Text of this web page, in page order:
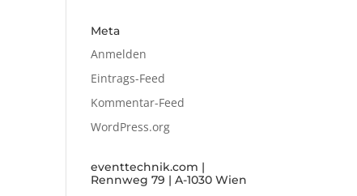
Meta
Anmelden
Eintrags-Feed
Kommentar-Feed
WordPress.org
eventtechnik.com |
Rennweg 79 | A-1030 Wien